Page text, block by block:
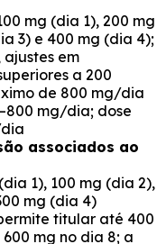
mg (dia 1), 200 mg
3) e 400 mg (dia 4);
em
a 200
de 800 mg/dia
mg/dia; dose
associados ao
1), 100 mg (dia 2),
mg (dia 4)
titular até 400
mg no dia 8; a